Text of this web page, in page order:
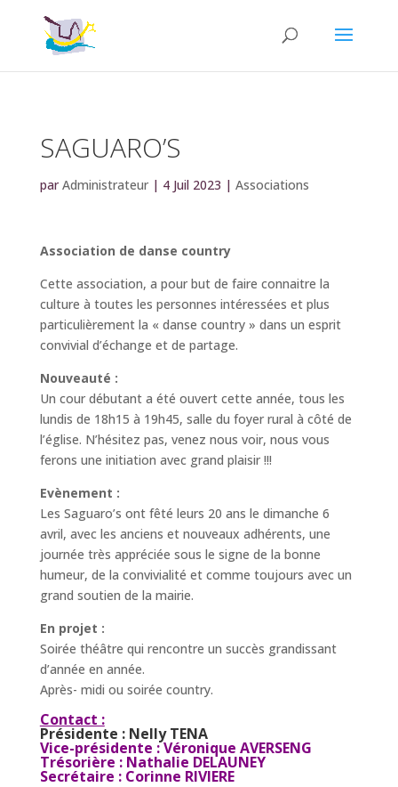
SAGUARO’S
parAdministrateur| 4 Juil 2023 | Associations
Association de danse country
Cette association, a pour but de faire connaitre la
culture à toutes les personnes intéressées et plus
particulièrement la « danse country » dans un esprit
convivial d’échange et de partage.
Nouveauté :
Un cour débutant a été ouvert cette année, tous les
lundis de 18h15 à 19h45, salle du foyer rural à côté de
l’église. N’hésitez pas, venez nous voir, nous vous
ferons une initiation avec grand plaisir !!!
Evènement :
Les Saguaro’s ont fêté leurs 20 ans le dimanche 6
avril, avec les anciens et nouveaux adhérents, une
journée très appréciée sous le signe de la bonne
humeur, de la convivialité et comme toujours avec un
grand soutien de la mairie.
En projet :
Soirée théâtre qui rencontre un succès grandissant
d’année en année.
Après- midi ou soirée country.
Contact :
Présidente : Nelly TENA
Vice-présidente : Véronique AVERSENG
Trésorière : Nathalie DELAUNEY
Secrétaire : Corinne RIVIERE